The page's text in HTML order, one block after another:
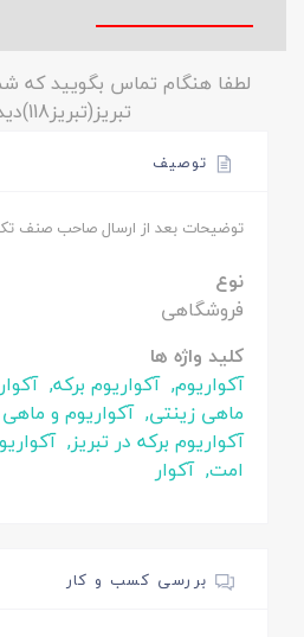
لطفا هنگام تماس بگویید که
تبریز(تبریز118)دیده ایم!
توصیف
توضیحات بعد از ارسال صاحب صنف
نوع
فروشگاهی
کلید واژه ها
آکواریوم, آکواریوم برکه,
ماهی زینتی, آکواریوم و
آکواریوم برکه در تبریز,
امت, آکوار
بررسی کسب و کار